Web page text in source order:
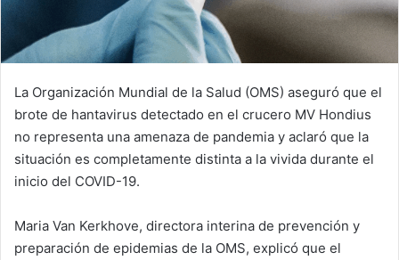
La Organización Mundial de la Salud (OMS) aseguró que el
brote de hantavirus detectado en el crucero MV Hondius
no representa una amenaza de pandemia y aclaró que la
situación es completamente distinta a la vivida durante el
inicio del COVID-19.
Maria Van Kerkhove, directora interina de prevención y
preparación de epidemias de la OMS, explicó que el